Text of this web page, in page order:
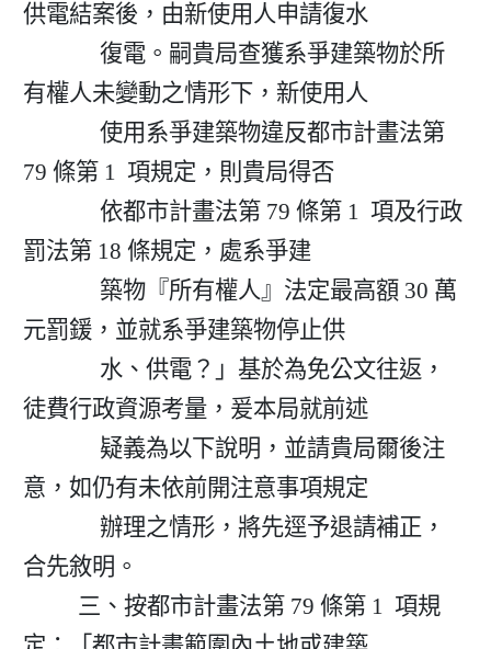
供電結案後，由新使用人申請復水
              復電。嗣貴局查獲系爭建築物於所
有權人未變動之情形下，新使用人
              使用系爭建築物違反都市計畫法第
79 條第 1  項規定，則貴局得否
              依都市計畫法第 79 條第 1  項及行政
罰法第 18 條規定，處系爭建
元罰鍰，並就系爭建築物停止供
徒費行政資源考量，爰本局就前述
意，如仍有未依前開注意事項規定
              辦理之情形，將先逕予退請補正，
合先敘明。